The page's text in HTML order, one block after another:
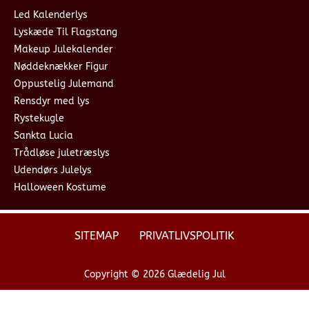
Led Kalenderlys
Lyskæde Til Flagstang
Makeup Julekalender
Nøddeknækker Figur
Oppustelig Julemand
Rensdyr med lys
Rystekugle
Sankta Lucia
Trådløse juletræslys
Udendørs Julelys
Halloween Kostume
SITEMAP PRIVATLIVSPOLITIK
Copyright © 2026 Glædelig Jul